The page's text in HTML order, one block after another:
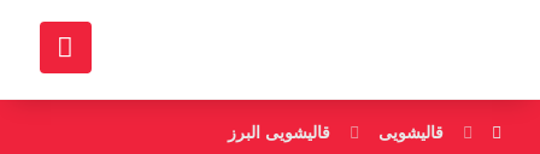
قالیشویی قالیشویی البرز